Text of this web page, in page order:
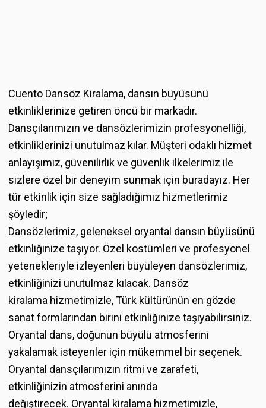
Cuento Dansöz Kiralama, dansın büyüsünü
etkinliklerinize getiren öncü bir markadır.
Dansçılarımızın ve dansözlerimizin profesyonelliği,
etkinliklerinizi unutulmaz kılar. Müşteri odaklı hizmet
anlayışımız, güvenilirlik ve güvenlik ilkelerimiz ile
sizlere özel bir deneyim sunmak için buradayız. Her
tür etkinlik için size sağladığımız hizmetlerimiz
şöyledir;
Dansözlerimiz, geleneksel oryantal dansın büyüsünü
etkinliğinize taşıyor. Özel kostümleri ve profesyonel
yetenekleriyle izleyenleri büyüleyen dansözlerimiz,
etkinliğinizi unutulmaz kılacak. Dansöz
kiralama hizmetimizle, Türk kültürünün en gözde
sanat formlarından birini etkinliğinize taşıyabilirsiniz.
Oryantal dans, doğunun büyülü atmosferini
yakalamak isteyenler için mükemmel bir seçenek.
Oryantal dansçılarımızın ritmi ve zarafeti,
etkinliğinizin atmosferini anında
değiştirecek. Oryantal kiralama hizmetimizle,